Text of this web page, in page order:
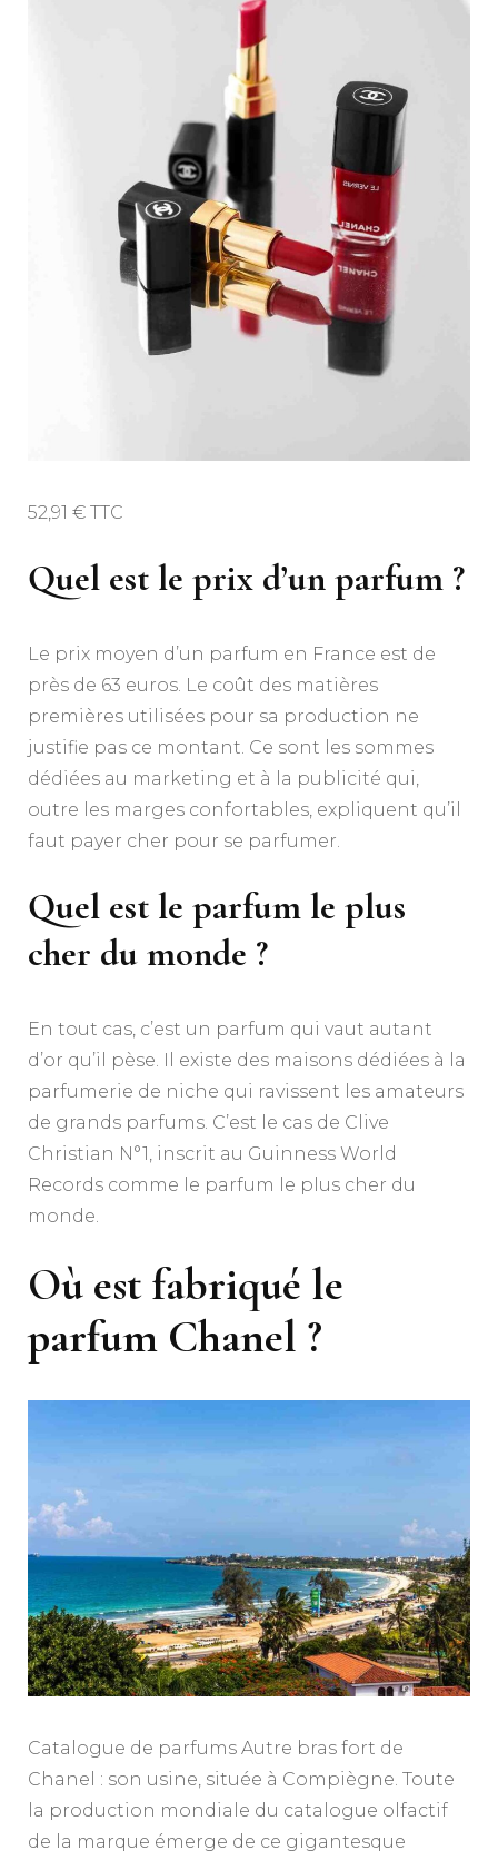
52,91 € TTC
Quel est le prix d’un parfum ?
Le prix moyen d’un parfum en France est de
près de 63 euros. Le coût des matières
premières utilisées pour sa production ne
justifie pas ce montant. Ce sont les sommes
dédiées au marketing et à la publicité qui,
outre les marges confortables, expliquent qu’il
faut payer cher pour se parfumer.
Quel est le parfum le plus
cher du monde ?
En tout cas, c’est un parfum qui vaut autant
d’or qu’il pèse. Il existe des maisons dédiées à la
parfumerie de niche qui ravissent les amateurs
de grands parfums. C’est le cas de Clive
Christian N°1, inscrit au Guinness World
Records comme le parfum le plus cher du
monde.
Où est fabriqué le
parfum Chanel ?
Catalogue de parfums Autre bras fort de
Chanel : son usine, située à Compiègne. Toute
la production mondiale du catalogue olfactif
de la marque émerge de ce gigantesque